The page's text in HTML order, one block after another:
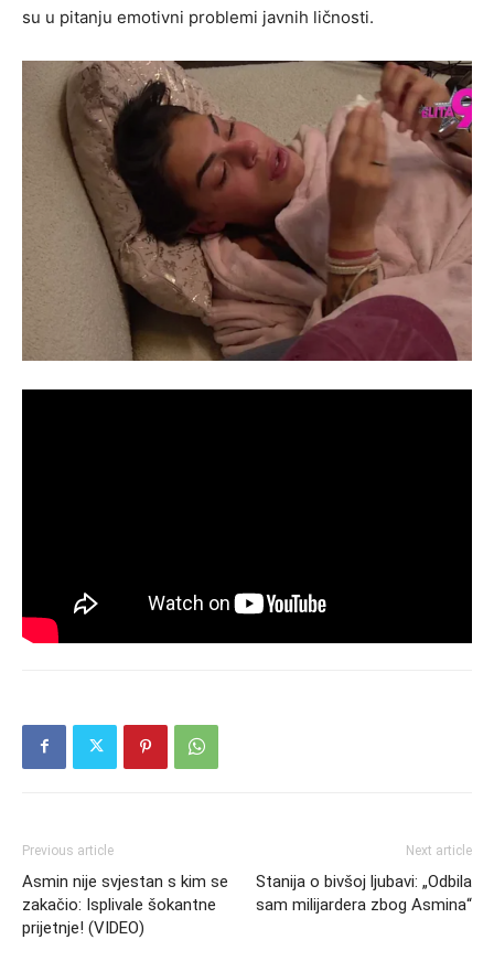
su u pitanju emotivni problemi javnih ličnosti.
Previous article
Asmin nije svjestan s kim se
zakačio: Isplivale šokantne
prijetnje! (VIDEO)
Next article
Stanija o bivšoj ljubavi: „Odbila
sam milijardera zbog Asmina“